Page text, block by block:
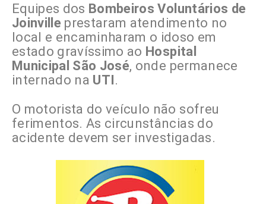
Equipes dos Bombeiros Voluntários de
Joinville prestaram atendimento no
local e encaminharam o idoso em
estado gravíssimo ao Hospital
Municipal São José, onde permanece
internado na UTI.
O motorista do veículo não sofreu
ferimentos. As circunstâncias do
acidente devem ser investigadas.